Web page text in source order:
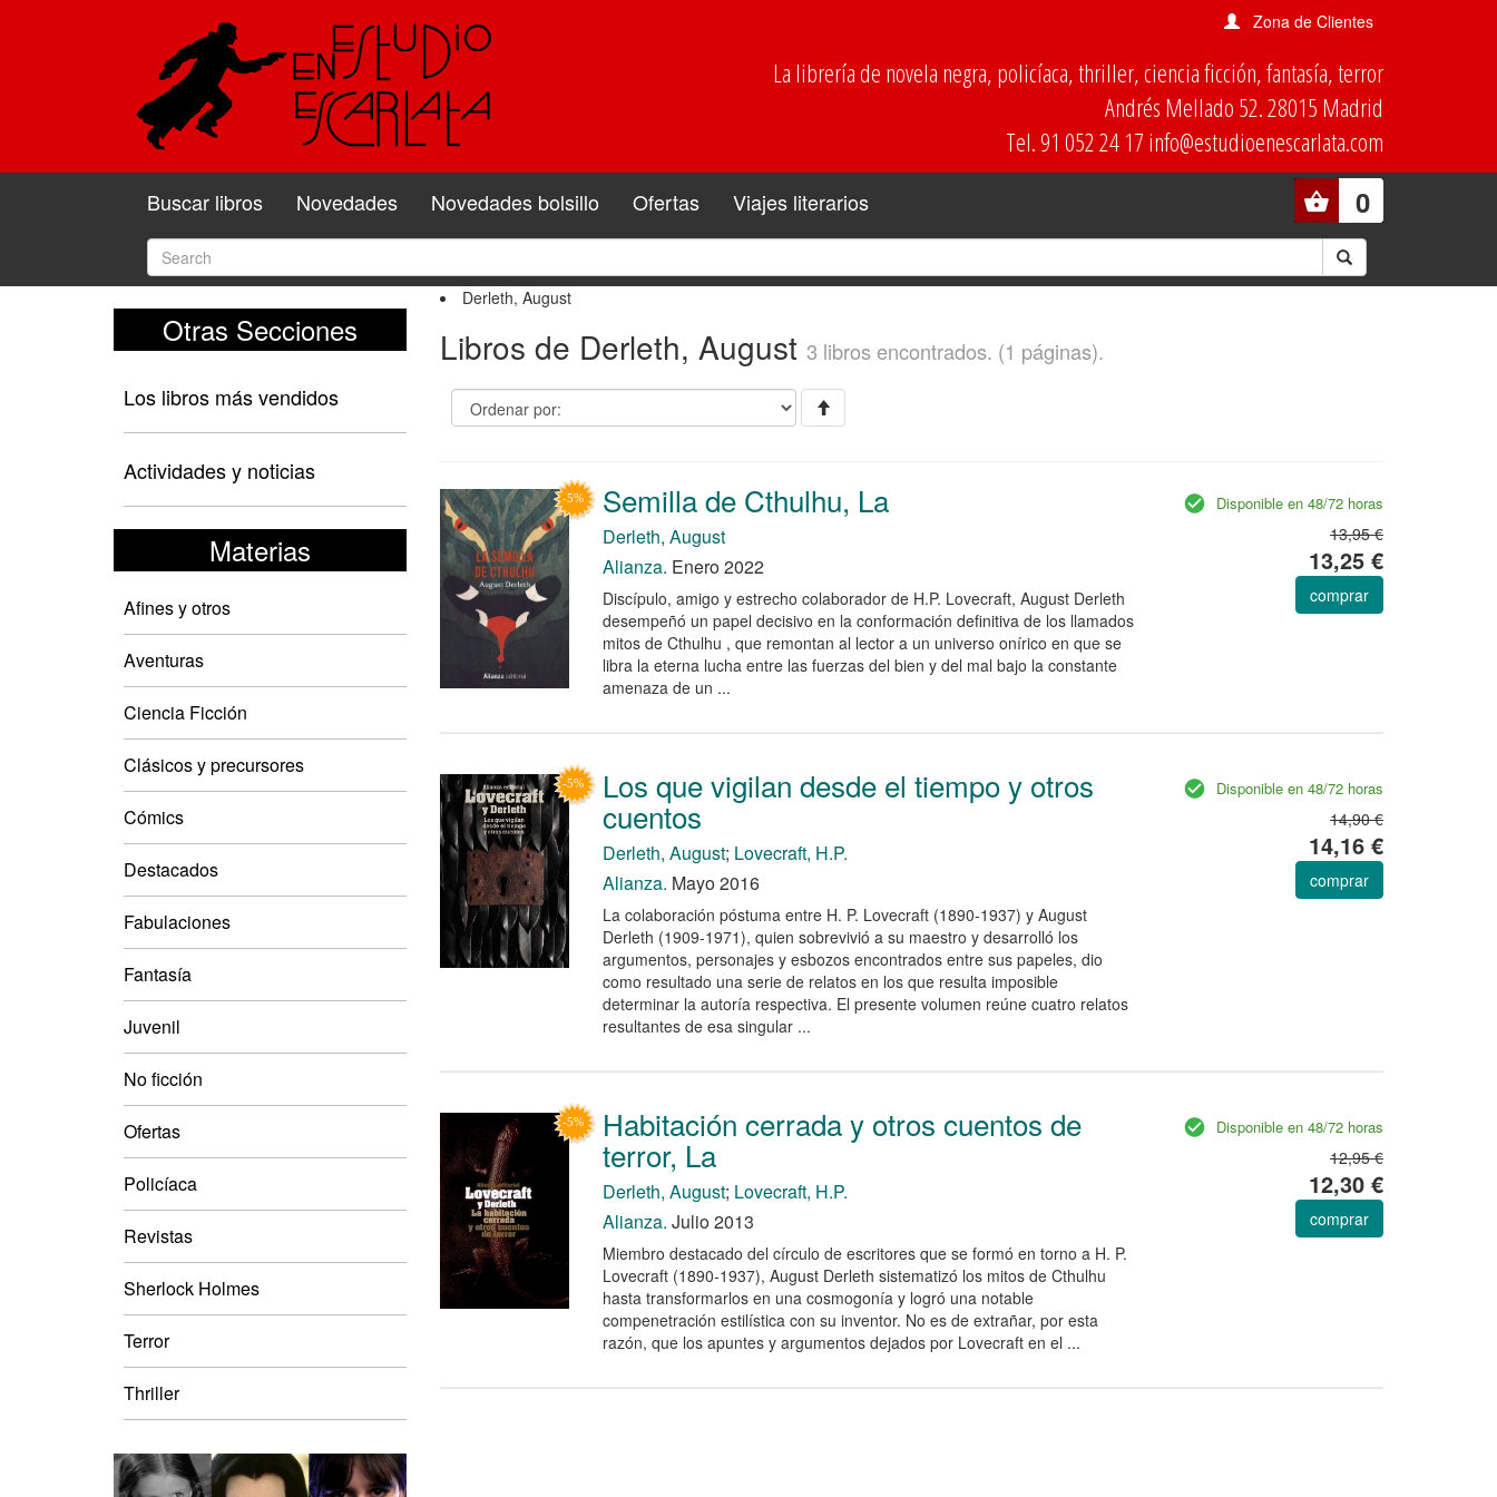
Zona de Clientes
La librería de novela negra, policíaca, thriller, ciencia ficción, fantasía, terror
Andrés Mellado 52. 28015 Madrid
Tel. 91 052 24 17 info@estudioenescarlata.com
0
Buscar libros Novedades Novedades bolsillo Ofertas Viajes literarios
Otras Secciones
Los libros más vendidos
Actividades y noticias
Materias
Afines y otros
Aventuras
Ciencia Ficción
Clásicos y precursores
Cómics
Destacados
Fabulaciones
Fantasía
Juvenil
No ficción
Ofertas
Policíaca
Revistas
Sherlock Holmes
Terror
Thriller
Derleth, August
Libros de Derleth, August 3 libros encontrados. (1 páginas).
Semilla de Cthulhu, La
Derleth, August
Alianza. Enero 2022
Discípulo, amigo y estrecho colaborador de H.P. Lovecraft, August Derleth
desempeñó un papel decisivo en la conformación definitiva de los llamados
mitos de Cthulhu , que remontan al lector a un universo onírico en que se
libra la eterna lucha entre las fuerzas del bien y del mal bajo la constante
amenaza de un ...
Disponible en 48/72 horas
13,95 €
13,25 €
comprar
Los que vigilan desde el tiempo y otros
cuentos
Derleth, August; Lovecraft, H.P.
Alianza. Mayo 2016
La colaboración póstuma entre H. P. Lovecraft (1890-1937) y August
Derleth (1909-1971), quien sobrevivió a su maestro y desarrolló los
argumentos, personajes y esbozos encontrados entre sus papeles, dio
como resultado una serie de relatos en los que resulta imposible
determinar la autoría respectiva. El presente volumen reúne cuatro relatos
resultantes de esa singular ...
Disponible en 48/72 horas
14,90 €
14,16 €
comprar
Habitación cerrada y otros cuentos de
terror, La
Derleth, August; Lovecraft, H.P.
Alianza. Julio 2013
Miembro destacado del círculo de escritores que se formó en torno a H. P.
Lovecraft (1890-1937), August Derleth sistematizó los mitos de Cthulhu
hasta transformarlos en una cosmogonía y logró una notable
compenetración estilística con su inventor. No es de extrañar, por esta
razón, que los apuntes y argumentos dejados por Lovecraft en el ...
Disponible en 48/72 horas
12,95 €
12,30 €
comprar